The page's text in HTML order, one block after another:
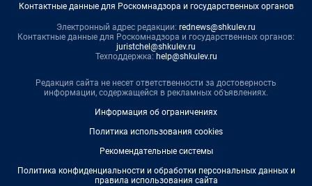
Контактные данные для Роскомнадзора и государственных органов
Электронный адрес редакции: rednews@shkulev.ru
Контактные данные для Роскомнадзора и государственных органов:
juristchel@shkulev.ru
Техподдержка: help@shkulev.ru
Редакция сайта не несет ответственности за достоверность
информации, содержащейся в рекламных объявлениях.
Информация об ограничениях
Политика использования cookies
Рекомендательные системы
Политика конфиденциальности и обработки персональных данных и
правила использования сайта